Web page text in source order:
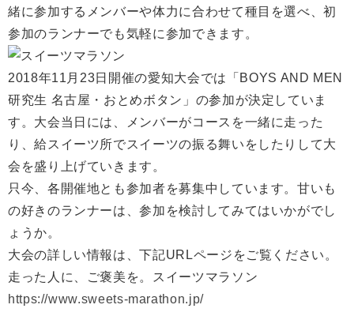
緒に参加するメンバーや体力に合わせて種目を選べ、初
参加のランナーでも気軽に参加できます。
2018年11月23日開催の愛知大会では「BOYS AND MEN
研究生 名古屋・おとめボタン」の参加が決定していま
す。大会当日には、メンバーがコースを一緒に走った
り、給スイーツ所でスイーツの振る舞いをしたりして大
会を盛り上げていきます。
只今、各開催地とも参加者を募集中しています。甘いも
の好きのランナーは、参加を検討してみてはいかがでし
ょうか。
大会の詳しい情報は、下記URLページをご覧ください。
走った人に、ご褒美を。スイーツマラソン
https://www.sweets-marathon.jp/